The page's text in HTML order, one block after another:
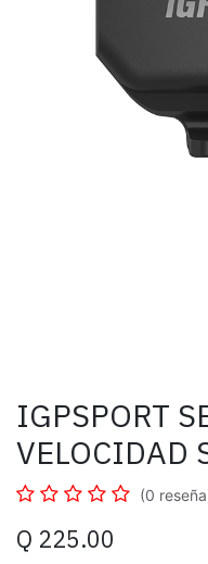
IGPSPORT
VELOCIDAD
(0
Q 225.00